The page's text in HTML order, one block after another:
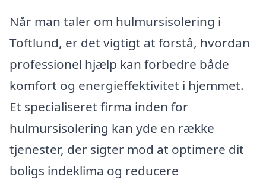
Når man taler om hulmursisolering i
Toftlund, er det vigtigt at forstå, hvordan
professionel hjælp kan forbedre både
komfort og energieffektivitet i hjemmet.
Et specialiseret firma inden for
hulmursisolering kan yde en række
tjenester, der sigter mod at optimere dit
boligs indeklima og reducere